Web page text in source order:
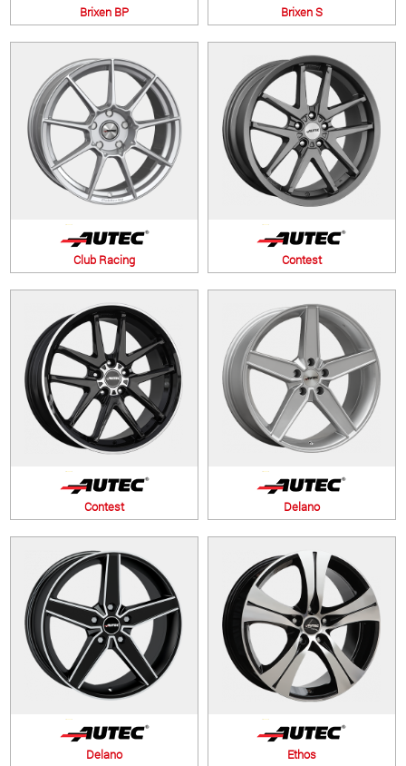
Brixen BP Brixen S
Club Racing Contest
Contest Delano
Delano Ethos